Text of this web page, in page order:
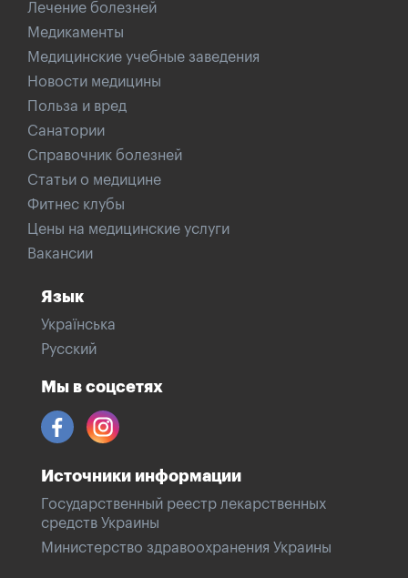
Лечение болезней
Медикаменты
Медицинские учебные заведения
Новости медицины
Польза и вред
Санатории
Справочник болезней
Статьи о медицине
Фитнес клубы
Цены на медицинские услуги
Вакансии
Язык
Українська
Русский
Мы в соцсетях
Источники информации
Государственный реестр лекарственных
средств Украины
Министерство здравоохранения Украины